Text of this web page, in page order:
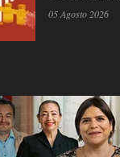
05 Agosto 2026